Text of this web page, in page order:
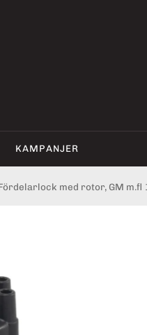
KAMPANJER
med rotor, GM m.fl